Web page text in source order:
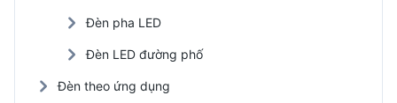
Đèn pha LED
Đèn LED đường phố
Đèn theo ứng dụng